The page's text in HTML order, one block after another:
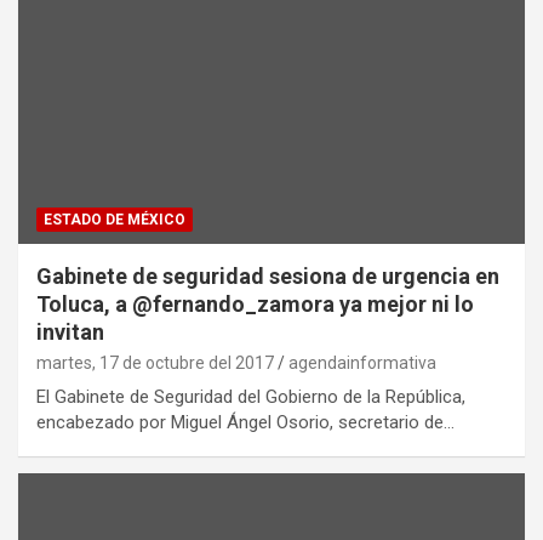
ESTADO DE MÉXICO
Gabinete de seguridad sesiona de urgencia en
Toluca, a @fernando_zamora ya mejor ni lo
invitan
martes, 17 de octubre del 2017 agendainformativa
El Gabinete de Seguridad del Gobierno de la República,
encabezado por Miguel Ángel Osorio, secretario de…